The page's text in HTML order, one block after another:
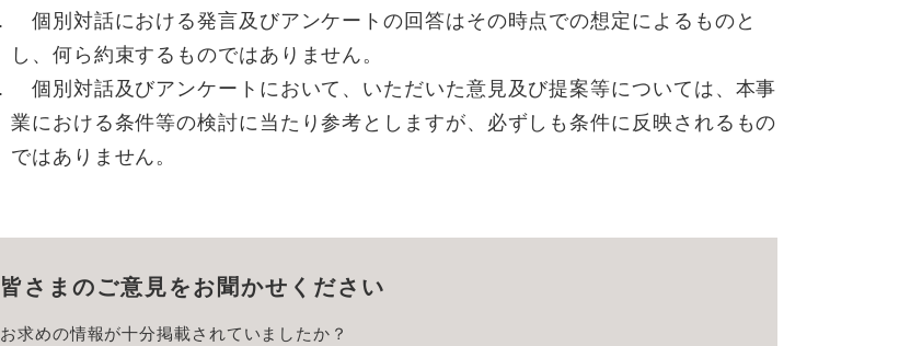
個別対話における発言及びアンケートの回答はその時点での想定によるものと
し、何ら約束するものではありません。
個別対話及びアンケートにおいて、いただいた意見及び提案等については、本事
業における条件等の検討に当たり参考としますが、必ずしも条件に反映されるもの
ではありません。
皆さまのご意見をお聞かせください
お求めの情報が十分掲載されていましたか？